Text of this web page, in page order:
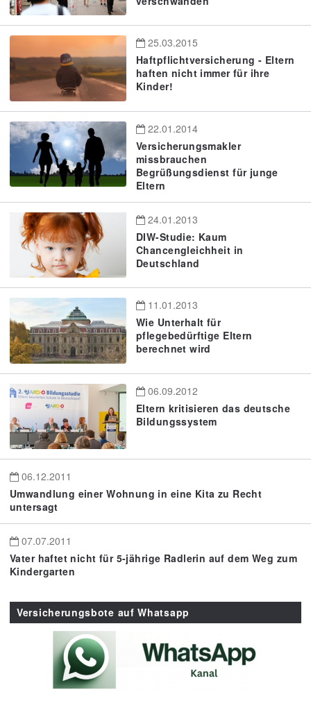
25.03.2015
Haftpflichtversicherung - Eltern
haften nicht immer für ihre
Kinder!
22.01.2014
Versicherungsmakler
missbrauchen
Begrüßungsdienst für junge
Eltern
24.01.2013
DIW-Studie: Kaum
Chancengleichheit in
Deutschland
11.01.2013
Wie Unterhalt für
pflegebedürftige Eltern
berechnet wird
06.09.2012
Eltern kritisieren das deutsche
Bildungssystem
06.12.2011
Umwandlung einer Wohnung in eine Kita zu Recht
untersagt
07.07.2011
Vater haftet nicht für 5-jährige Radlerin auf dem Weg zum
Kindergarten
Versicherungsbote auf Whatsapp